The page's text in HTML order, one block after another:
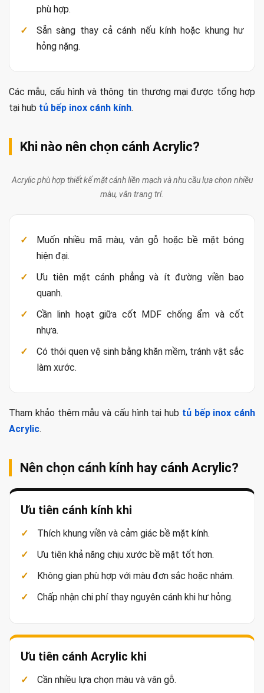
phù hợp.
Sẵn sàng thay cả cánh nếu kính hoặc khung hư
hỏng nặng.
Các mẫu, cấu hình và thông tin thương mại được tổng hợp
tại hub tủ bếp inox cánh kính.
Khi nào nên chọn cánh Acrylic?
Acrylic phù hợp thiết kế mặt cánh liền mạch và nhu cầu lựa chọn nhiều
màu, vân trang trí.
Muốn nhiều mã màu, vân gỗ hoặc bề mặt bóng
hiện đại.
Ưu tiên mặt cánh phẳng và ít đường viền bao
quanh.
Cần linh hoạt giữa cốt MDF chống ẩm và cốt
nhựa.
Có thói quen vệ sinh bằng khăn mềm, tránh vật sắc
làm xước.
Tham khảo thêm mẫu và cấu hình tại hub tủ bếp inox cánh
Acrylic.
Nên chọn cánh kính hay cánh Acrylic?
Ưu tiên cánh kính khi
Thích khung viền và cảm giác bề mặt kính.
Ưu tiên khả năng chịu xước bề mặt tốt hơn.
Không gian phù hợp với màu đơn sắc hoặc nhám.
Chấp nhận chi phí thay nguyên cánh khi hư hỏng.
Ưu tiên cánh Acrylic khi
Cần nhiều lựa chọn màu và vân gỗ.